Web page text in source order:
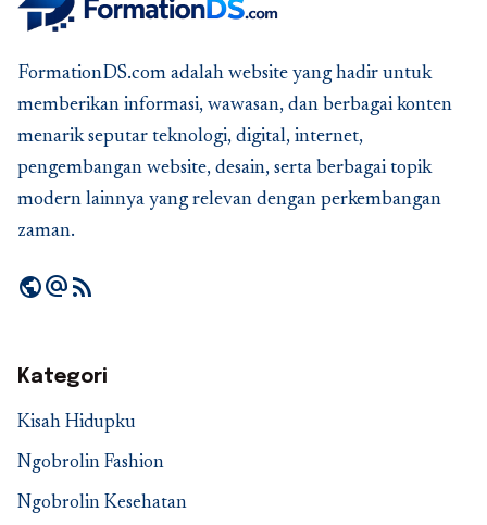
FormationDS.com adalah website yang hadir untuk
memberikan informasi, wawasan, dan berbagai konten
menarik seputar teknologi, digital, internet,
pengembangan website, desain, serta berbagai topik
modern lainnya yang relevan dengan perkembangan
zaman.
publicalternate_emailrss_feed
Kategori
Kisah Hidupku
Ngobrolin Fashion
Ngobrolin Kesehatan